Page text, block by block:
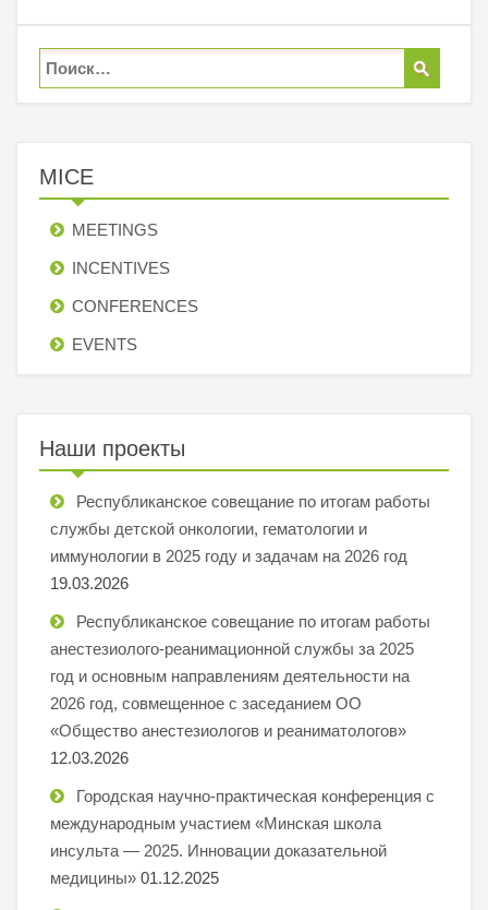
MICE
MEETINGS
INCENTIVES
СONFERENCES
EVENTS
Наши проекты
Республиканское совещание по итогам работы
службы детской онкологии, гематологии и
иммунологии в 2025 году и задачам на 2026 год
19.03.2026
Республиканское совещание по итогам работы
анестезиолого-реанимационной службы за 2025
год и основным направлениям деятельности на
2026 год, совмещенное с заседанием ОО
«Общество анестезиологов и реаниматологов»
12.03.2026
Городская научно-практическая конференция с
международным участием «Минская школа
инсульта — 2025. Инновации доказательной
медицины» 01.12.2025